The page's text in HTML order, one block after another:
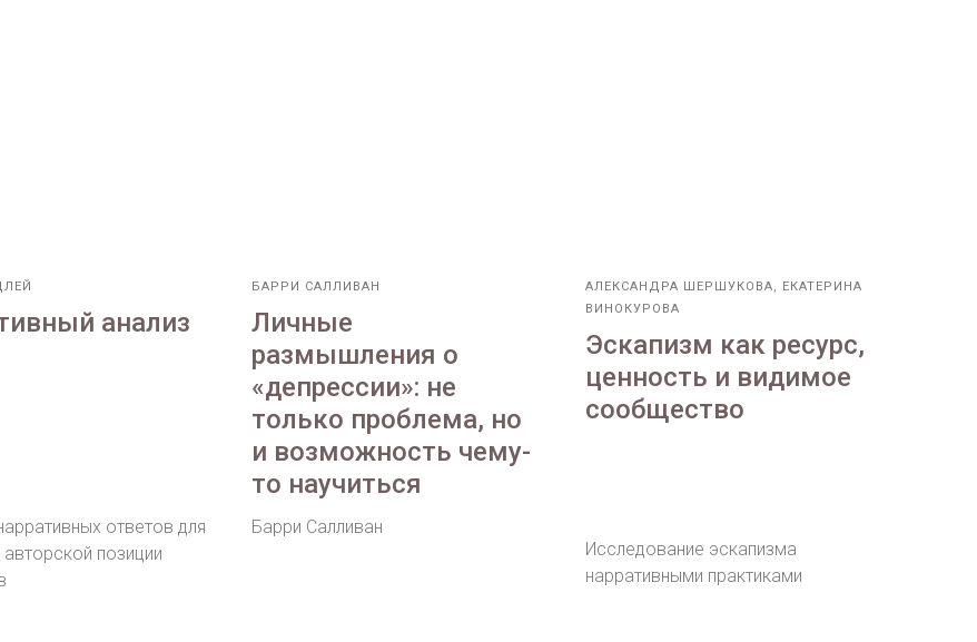
анализ
ответов для
авторской позиции
БАРРИ САЛЛИВАН
Личные
размышления о
«депрессии»: не
только проблема, но
и возможность чему-
то научиться
Барри Салливан
АЛЕКСАНДРА ШЕРШУКОВА, ЕКАТЕРИНА
ВИНОКУРОВА
Эскапизм как ресурс,
ценность и видимое
сообщество
Исследование эскапизма
нарративными практиками